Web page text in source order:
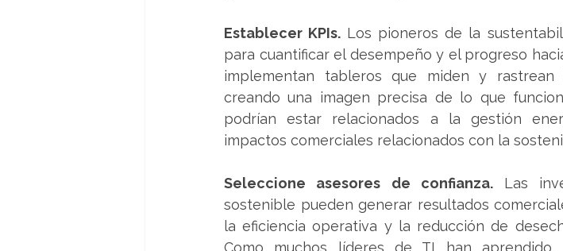
Establecer KPIs. Los pioneros de la
para cuantificar el desempeño y el progreso
implementan tableros que miden y rastrean
creando una imagen precisa de lo que
podrían estar relacionados a la gestión
impactos comerciales relacionados con la
Seleccione asesores de confianza. Las
sostenible pueden generar resultados
la eficiencia operativa y la reducción de
Como muchos líderes de TI han